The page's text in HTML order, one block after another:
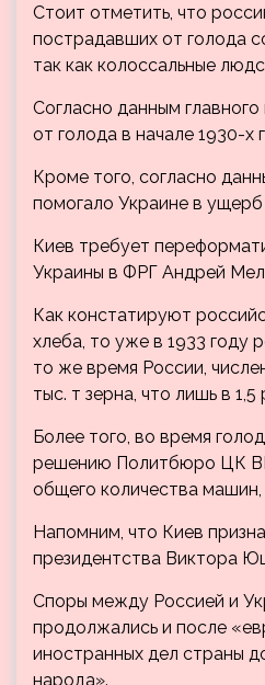
Стоит отметить, что
пострадавших от голода
так как колоссальные
Согласно данным
от голода в начале 1930-
Кроме того, согласно
помогало Украине в
Киев требует
Украины в ФРГ Андрей
Как констатируют
хлеба, то уже в 1933 году
то же время России,
тыс. т зерна, что лишь в
Более того, во время
решению Политбюро ЦК
общего количества
Напомним, что Киев
президентства Виктора
Споры между Россией и
продолжались и после
иностранных дел страны
народа».